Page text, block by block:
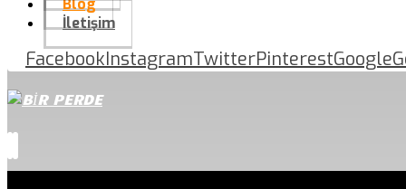
Blog
İletişim
FacebookInstagramTwitterPinterestGoogle